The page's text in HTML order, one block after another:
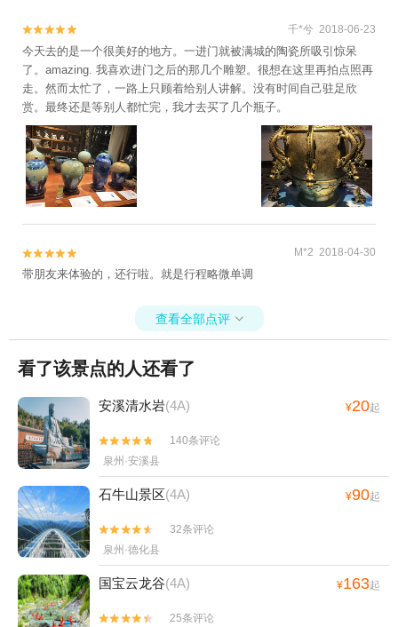

 千*兮 2018-06-23
今天去的是一个很美好的地方。一进门就被满城的陶瓷所吸引惊呆
了。amazing. 我喜欢进门之后的那几个雕塑。很想在这里再拍点照再
走。然而太忙了，一路上只顾着给别人讲解。没有时间自己驻足欣
赏。最终还是等别人都忙完，我才去买了几个瓶子。

 M*2 2018-04-30
带朋友来体验的，还行啦。就是行程略微单调
查看全部点评 
看了该景点的人还看了
安溪清水岩(4A) ¥20起


140条评论
泉州·安溪县
石牛山景区(4A) ¥90起


32条评论
泉州·德化县
国宝云龙谷(4A) ¥163起

 25条评论